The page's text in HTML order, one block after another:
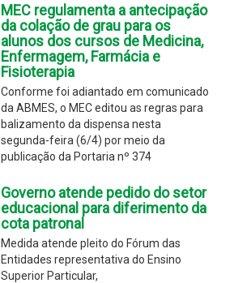
MEC regulamenta a antecipação
da colação de grau para os
alunos dos cursos de Medicina,
Enfermagem, Farmácia e
Fisioterapia
Conforme foi adiantado em comunicado
da ABMES, o MEC editou as regras para
balizamento da dispensa nesta
segunda-feira (6/4) por meio da
publicação da Portaria nº 374
Governo atende pedido do setor
educacional para diferimento da
cota patronal
Medida atende pleito do Fórum das
Entidades representativa do Ensino
Superior Particular,